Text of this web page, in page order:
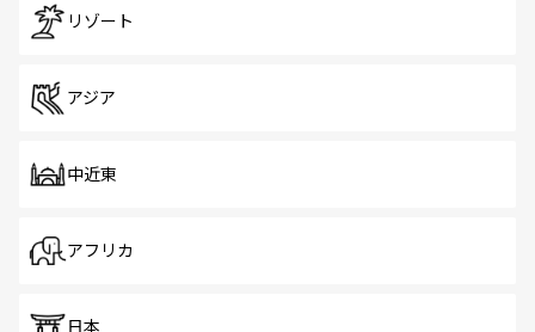
リゾート
アジア
中近東
アフリカ
日本